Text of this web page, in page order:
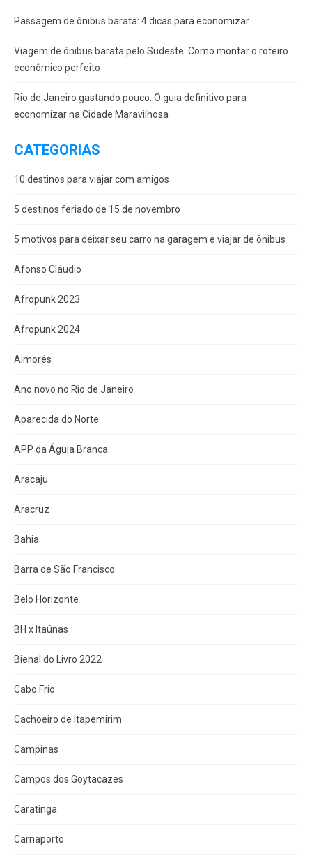
Passagem de ônibus barata: 4 dicas para economizar
Viagem de ônibus barata pelo Sudeste: Como montar o roteiro
econômico perfeito
Rio de Janeiro gastando pouco: O guia definitivo para
economizar na Cidade Maravilhosa
CATEGORIAS
10 destinos para viajar com amigos
5 destinos feriado de 15 de novembro
5 motivos para deixar seu carro na garagem e viajar de ônibus
Afonso Cláudio
Afropunk 2023
Afropunk 2024
Aimorés
Ano novo no Rio de Janeiro
Aparecida do Norte
APP da Águia Branca
Aracaju
Aracruz
Bahia
Barra de São Francisco
Belo Horizonte
BH x Itaúnas
Bienal do Livro 2022
Cabo Frio
Cachoeiro de Itapemirim
Campinas
Campos dos Goytacazes
Caratinga
Carnaporto